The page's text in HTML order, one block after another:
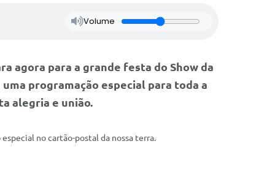
Volume
agora para a grande festa do Show da
programação especial para toda a
alegria e união.
no cartão-postal da nossa terra.